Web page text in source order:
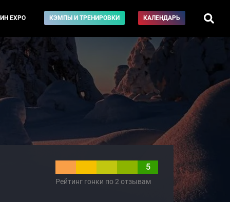
EXPO КЭМПЫ И ТРЕНИРОВКИ КАЛЕНДАРЬ
5
Рейтинг гонки по 2 отзывам